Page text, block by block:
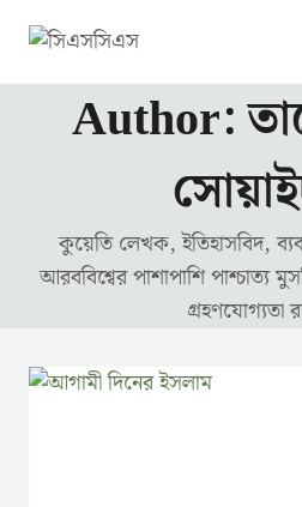
content Author:
কুয়েতি লেখক, ইতিহাসবিদ,
আরববিশ্বের পাশাপাশি পাশ্চাত্য
গ্রহণযোগ্যতা